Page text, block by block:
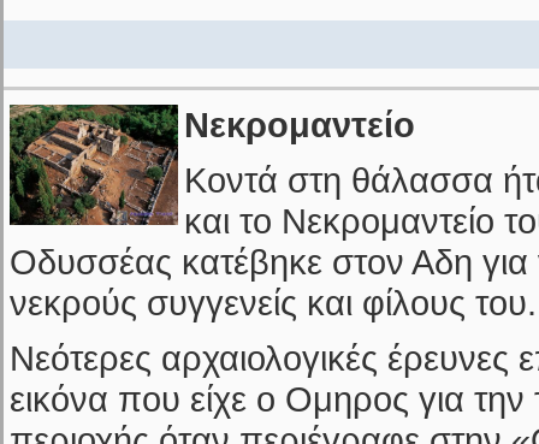
Νεκρομαντείο
Κοντά στη θάλασσα
και το Νεκρομαντείο
Οδυσσέας κατέβηκε στον Αδη για
νεκρούς συγγενείς και φίλους του.
Νεότερες αρχαιολογικές έρευνες
εικόνα που είχε ο Ομηρος για